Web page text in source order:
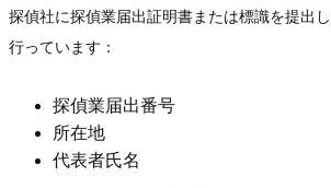
探偵社に探偵業届出証明書または標識を提出
行っています：
探偵業届出番号
所在地
代表者氏名